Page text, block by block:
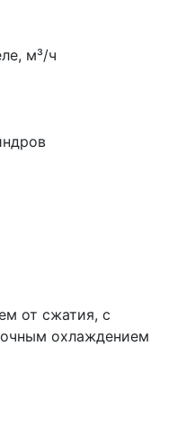
м³/ч
от сжатия, с
охлаждением